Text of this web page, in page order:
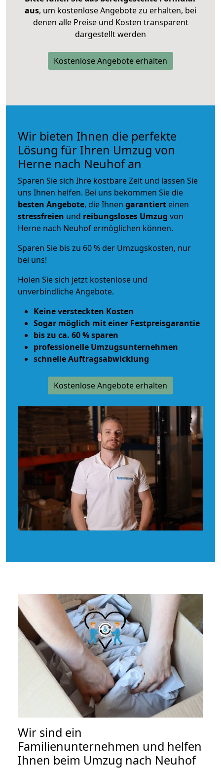
aus, um kostenlose Angebote zu erhalten, bei
denen alle Preise und Kosten transparent
dargestellt werden
Kostenlose Angebote erhalten
Wir bieten Ihnen die perfekte
Lösung für Ihren Umzug von
Herne nach Neuhof an
Sparen Sie sich Ihre kostbare Zeit und lassen Sie
uns Ihnen helfen. Bei uns bekommen Sie die
besten Angebote, die Ihnen garantiert einen
stressfreien und reibungsloses Umzug von
Herne nach Neuhof ermöglichen können.
Sparen Sie bis zu 60 % der Umzugskosten, nur
bei uns!
Holen Sie sich jetzt kostenlose und
unverbindliche Angebote.
Keine versteckten Kosten
Sogar möglich mit einer Festpreisgarantie
bis zu ca. 60 % sparen
professionelle Umzugsunternehmen
schnelle Auftragsabwicklung
Kostenlose Angebote erhalten
Wir sind ein
Familienunternehmen und helfen
Ihnen beim Umzug nach Neuhof